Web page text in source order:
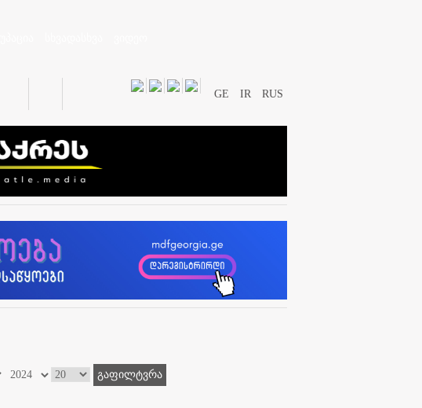
GE IR RUS
გაფილტვრა